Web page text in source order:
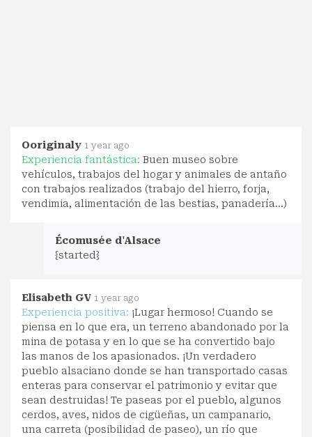
Ooriginaly 1 year ago
Experiencia fantástica: Buen museo sobre
vehículos, trabajos del hogar y animales de antaño
con trabajos realizados (trabajo del hierro, forja,
vendimia, alimentación de las bestias, panadería...)
Écomusée d'Alsace
{started}
Elisabeth GV 1 year ago
Experiencia positiva: ¡Lugar hermoso! Cuando se
piensa en lo que era, un terreno abandonado por la
mina de potasa y en lo que se ha convertido bajo
las manos de los apasionados. ¡Un verdadero
pueblo alsaciano donde se han transportado casas
enteras para conservar el patrimonio y evitar que
sean destruidas! Te paseas por el pueblo, algunos
cerdos, aves, nidos de cigüeñas, un campanario,
una carreta (posibilidad de paseo), un río que